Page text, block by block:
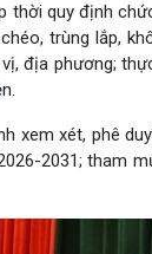
thời quy định
trùng lắp,
địa phương;
xem xét, phê
2031; tham